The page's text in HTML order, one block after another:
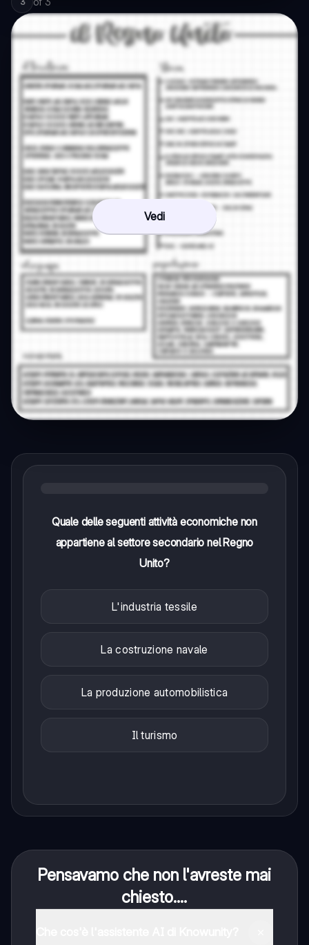
Vedi
Quale delle seguenti attività economiche non
appartiene al settore secondario nel Regno
Unito?
L'industria tessile
La costruzione navale
La produzione automobilistica
Il turismo
Pensavamo che non l'avreste mai
chiesto....